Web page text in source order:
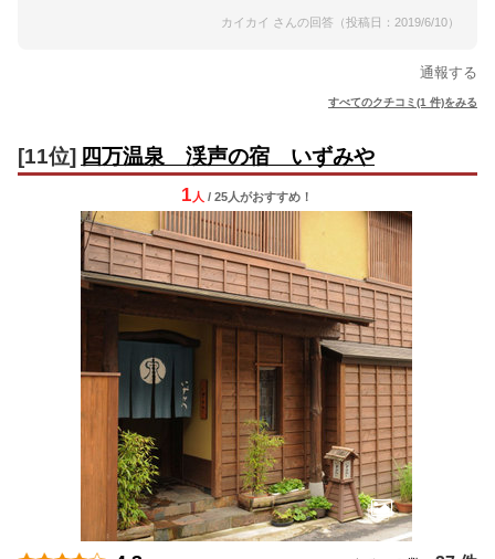
カイカイ さんの回答（投稿日：2019/6/10）
通報する
すべてのクチコミ(1 件)をみる
[11位] 四万温泉 渓声の宿 いずみや
1 人 / 25人がおすすめ！